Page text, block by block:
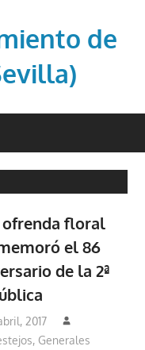
de
ofrenda floral
el 86
de la 2ª
2017
, Generales